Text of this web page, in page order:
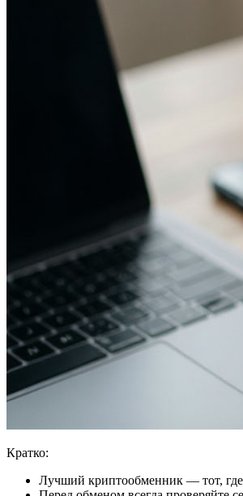
Кратко:
Лучший криптообменник — тот, где